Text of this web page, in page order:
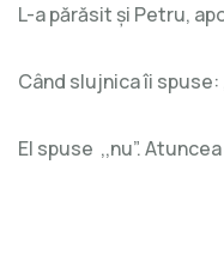
L-a părăsit și Petru,
Când slujnica îi spuse:
El spuse ,,nu”.